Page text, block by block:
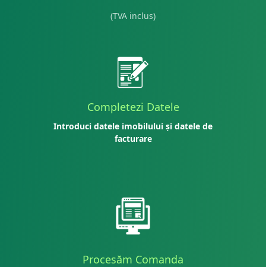
(TVA inclus)
Completezi Datele
Introduci datele imobilului și datele de
facturare
Procesăm Comanda